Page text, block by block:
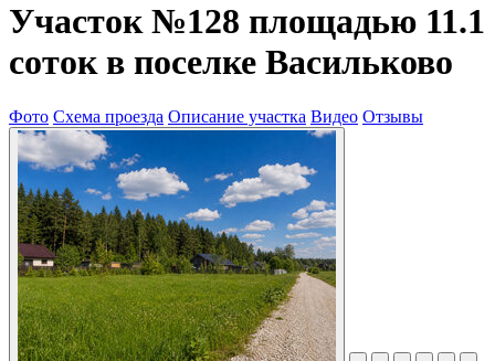
Участок №128 площадью 11.1
соток в поселке Васильково
Фото Схема проезда Описание участка Видео Отзывы